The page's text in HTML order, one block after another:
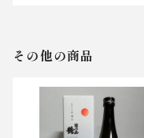
その他の商品